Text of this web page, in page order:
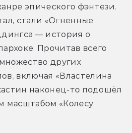
эпического фэнтези,
стали «Огненные
— история о
Прочитав всего
других
включая «Властелина
наконец-то подошёл
масштабом «Колесу